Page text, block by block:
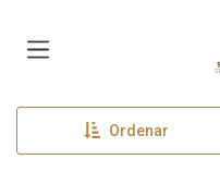
Ordenar